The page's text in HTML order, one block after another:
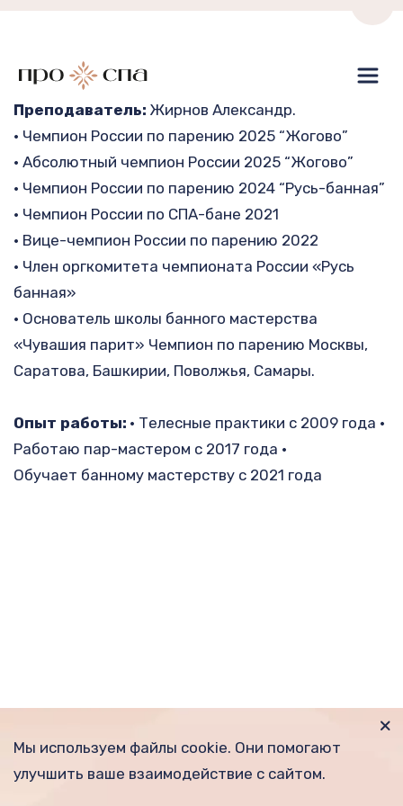
Преподаватель: Жирнов Александр.
• Чемпион России по парению 2025 “Жогово”
• Абсолютный чемпион России 2025 “Жогово”
• Чемпион России по парению 2024 “Русь-банная”
• Чемпион России по СПА-бане 2021
• Вице-чемпион России по парению 2022
• Член оргкомитета чемпионата России «Русь
банная»
• Основатель школы банного мастерства
«Чувашия парит» Чемпион по парению Москвы,
Саратова, Башкирии, Поволжья, Самары.
Опыт работы: • Телесные практики с 2009 года •
Работаю пар-мастером с 2017 года •
Обучает банному мастерству с 2021 года
Мы используем файлы cookie. Они помогают
улучшить ваше взаимодействие с сайтом.